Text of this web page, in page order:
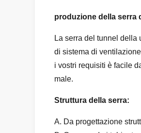
produzione della serra
La serra del tunnel della
di sistema di
i vostri requisiti è facile
male.
Struttura della serra:
A. Da progettazione